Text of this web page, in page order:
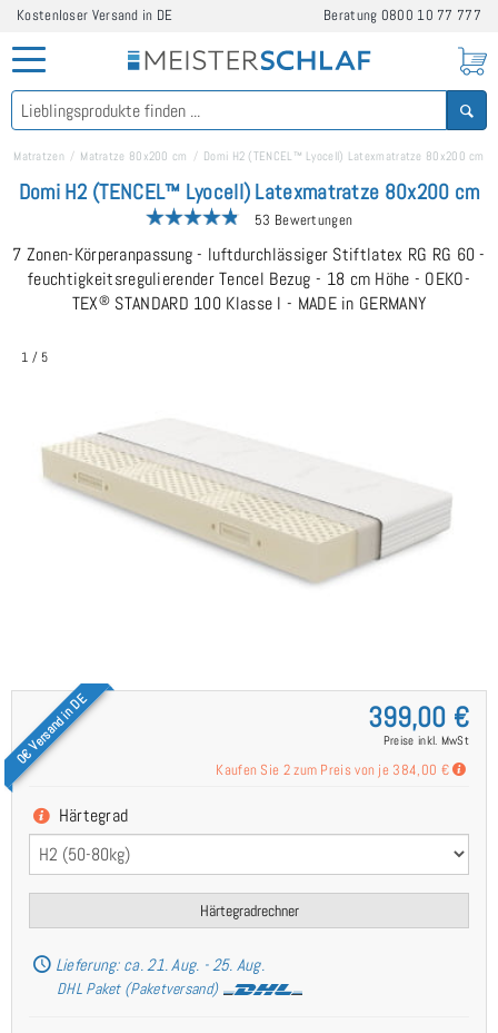
Kostenloser Versand in DE Beratung 0800 10 77 777
Matratzen Matratze 80x200 cm Domi H2 (TENCEL™ Lyocell) Latexmatratze 80x200 cm
Domi H2 (TENCEL™ Lyocell) Latexmatratze 80x200 cm
53 Bewertungen
7 Zonen-Körperanpassung - luftdurchlässiger Stiftlatex RG RG 60 -
feuchtigkeitsregulierender Tencel Bezug - 18 cm Höhe - OEKO-
TEX® STANDARD 100 Klasse I - MADE in GERMANY
1 / 5
0€ Versand in DE 399,00 €
Preise inkl. MwSt
Kaufen Sie 2 zum Preis von je 384,00 €
Härtegrad
Härtegradrechner
Lieferung: ca. 21. Aug. - 25. Aug.
DHL Paket (Paketversand)